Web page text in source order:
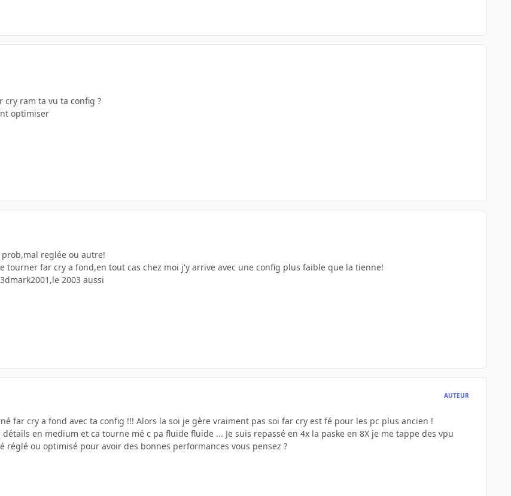
ram ta vu ta config ?
optimiser
reglée ou autre!
tourner far cry a fond,en tout cas chez moi j'y arrive avec une config plus faible que la tienne!
2003 aussi
AUTEUR
far cry a fond avec ta config !!! Alors la soi je gère vraiment pas soi far cry est fé pour les pc plus ancien !
détails en medium et ca tourne mé c pa fluide fluide ... Je suis repassé en 4x la paske en 8X je me tappe des vpu
réglé ou optimisé pour avoir des bonnes performances vous pensez ?